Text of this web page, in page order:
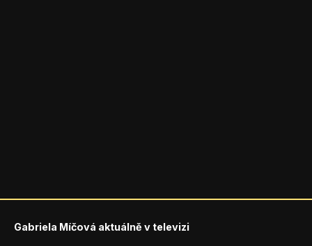
Gabriela Míčová aktuálně v televizi